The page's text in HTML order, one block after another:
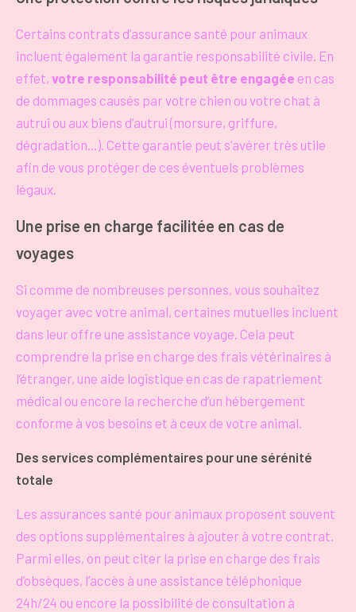
Certains contrats d’assurance santé pour animaux
incluent également la garantie responsabilité civile. En
effet, votre responsabilité peut être engagée en cas
de dommages causés par votre chien ou votre chat à
autrui ou aux biens d’autrui (morsure, griffure,
dégradation…). Cette garantie peut s’avérer très utile
afin de vous protéger de ces éventuels problèmes
légaux.
Une prise en charge facilitée en cas de
voyages
Si comme de nombreuses personnes, vous souhaitez
voyager avec votre animal, certaines mutuelles incluent
dans leur offre une assistance voyage. Cela peut
comprendre la prise en charge des frais vétérinaires à
l’étranger, une aide logistique en cas de rapatriement
médical ou encore la recherche d’un hébergement
conforme à vos besoins et à ceux de votre animal.
Des services complémentaires pour une sérénité
totale
Les assurances santé pour animaux proposent souvent
des options supplémentaires à ajouter à votre contrat.
Parmi elles, on peut citer la prise en charge des frais
d’obsèques, l’accès à une assistance téléphonique
24h/24 ou encore la possibilité de consultation à